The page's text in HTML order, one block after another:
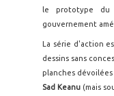
le prototype du
gouvernement
La série d'action
dessins sans
planches
Sad Keanu (mais